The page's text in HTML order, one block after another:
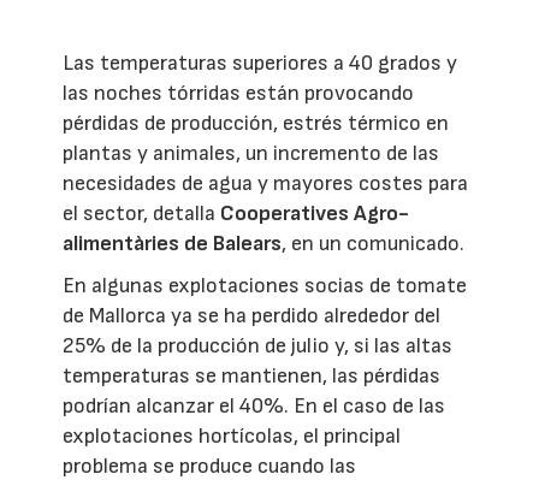
Las temperaturas superiores a 40 grados y
las noches tórridas están provocando
pérdidas de producción, estrés térmico en
plantas y animales, un incremento de las
necesidades de agua y mayores costes para
el sector, detalla Cooperatives Agro-
alimentàries de Balears, en un comunicado.
En algunas explotaciones socias de tomate
de Mallorca ya se ha perdido alrededor del
25% de la producción de julio y, si las altas
temperaturas se mantienen, las pérdidas
podrían alcanzar el 40%. En el caso de las
explotaciones hortícolas, el principal
problema se produce cuando las